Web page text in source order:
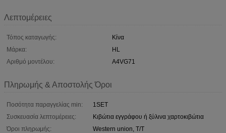
Λεπτομέρειες
Τόπος καταγωγής:
Κίνα
Μάρκα:
HL
Αριθμό μοντέλου:
A4VG71
Πληρωμής & Αποστολής Όροι
Ποσότητα παραγγελίας min:
1SET
Συσκευασία λεπτομέρειες:
Κιβώτια εγγράφου ή ξύλινα χαρτοκιβώτια
Όροι πληρωμής:
Western union, T/T